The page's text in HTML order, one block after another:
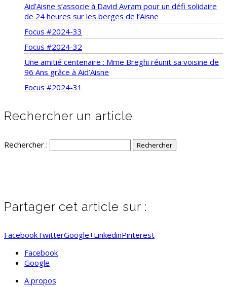
Aid’Aisne s’associe à David Avram pour un défi solidaire
de 24 heures sur les berges de l’Aisne
Focus #2024-33
Focus #2024-32
Une amitié centenaire : Mme Breghi réunit sa voisine de
96 Ans grâce à Aid’Aisne
Focus #2024-31
Rechercher un article
Rechercher :
Partager cet article sur :
FacebookTwitterGoogle+LinkedinPinterest
Facebook
Google
A propos